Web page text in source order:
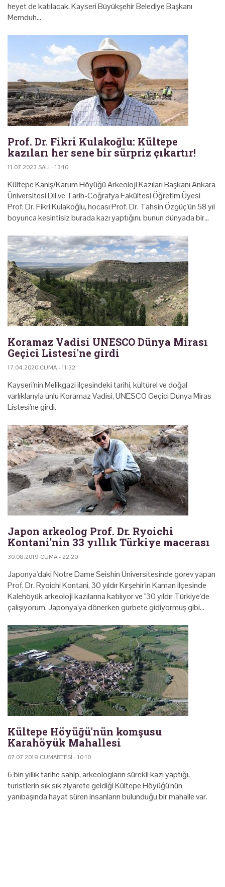
heyet de katılacak. Kayseri Büyükşehir Belediye Başkanı
Memduh…
Prof. Dr. Fikri Kulakoğlu: Kültepe
kazıları her sene bir sürpriz çıkartır!
11.07.2023 SALI - 13:10
Kültepe Kaniş/Karum Höyüğü Arkeoloji Kazıları Başkanı Ankara
Üniversitesi Dil ve Tarih-Coğrafya Fakültesi Öğretim Üyesi
Prof. Dr. Fikri Kulakoğlu, hocası Prof. Dr. Tahsin Özgüç'ün 58 yıl
boyunca kesintisiz burada kazı yaptığını, bunun dünyada bir…
Koramaz Vadisi UNESCO Dünya Mirası
Geçici Listesi'ne girdi
17.04.2020 CUMA - 11:32
Kayseri'nin Melikgazi ilçesindeki tarihi, kültürel ve doğal
varlıklarıyla ünlü Koramaz Vadisi, UNESCO Geçici Dünya Miras
Listesi'ne girdi.
Japon arkeolog Prof. Dr. Ryoichi
Kontani'nin 33 yıllık Türkiye macerası
30.08.2019 CUMA - 22:20
Japonya'daki Notre Dame Seishin Üniversitesinde görev yapan
Prof. Dr. Ryoichi Kontani, 30 yıldır Kırşehir'in Kaman ilçesinde
Kalehöyük arkeoloji kazılarına katılıyor ve "30 yıldır Türkiye'de
çalışıyorum. Japonya'ya dönerken gurbete gidiyormuş gibi…
Kültepe Höyüğü'nün komşusu
Karahöyük Mahallesi
07.07.2018 CUMARTESI - 10:10
6 bin yıllık tarihe sahip, arkeologların sürekli kazı yaptığı,
turistlerin sık sık ziyarete geldiği Kültepe Höyüğü'nün
yanıbaşında hayat süren insanların bulunduğu bir mahalle var.